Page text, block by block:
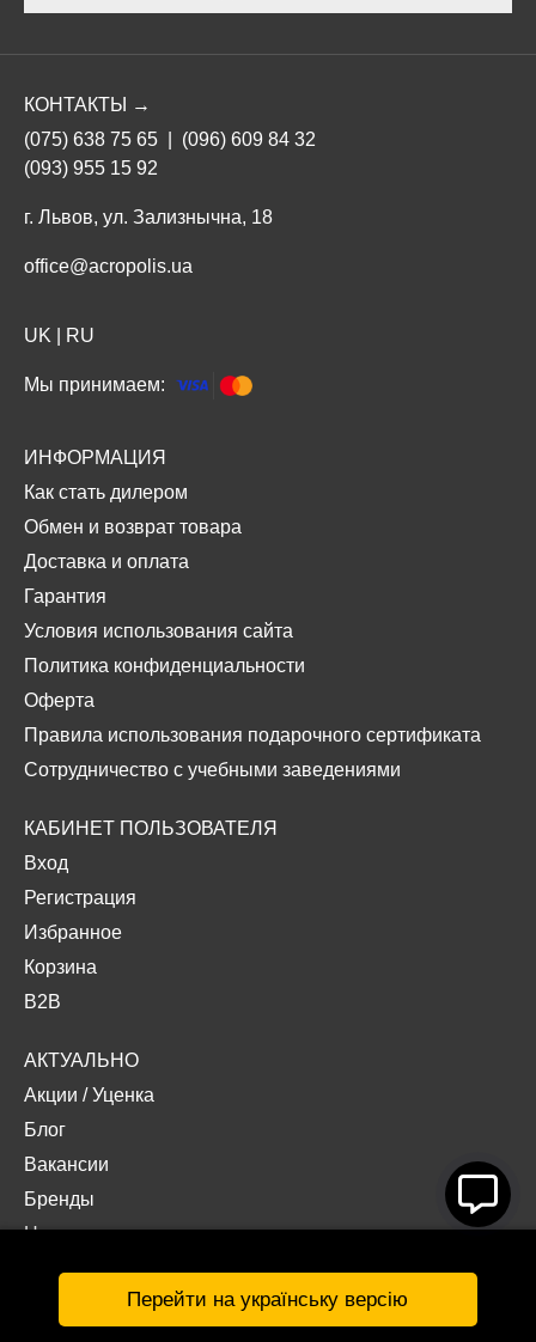
КОНТАКТЫ →
(075) 638 75 65
(096) 609 84 32
(093) 955 15 92
г. Львов, ул. Зализнычна, 18
office@acropolis.ua
UK RU
Мы принимаем:
ИНФОРМАЦИЯ
Как стать дилером
Обмен и возврат товара
Доставка и оплата
Гарантия
Условия использования сайта
Политика конфиденциальности
Оферта
Правила использования подарочного сертификата
Сотрудничество с учебными заведениями
КАБИНЕТ ПОЛЬЗОВАТЕЛЯ
Вход
Регистрация
Избранное
Корзина
B2B
АКТУАЛЬНО
Акции /Уценка
Блог
Вакансии
Бренды
Наши проекты
Документы
Перейти на українську версію